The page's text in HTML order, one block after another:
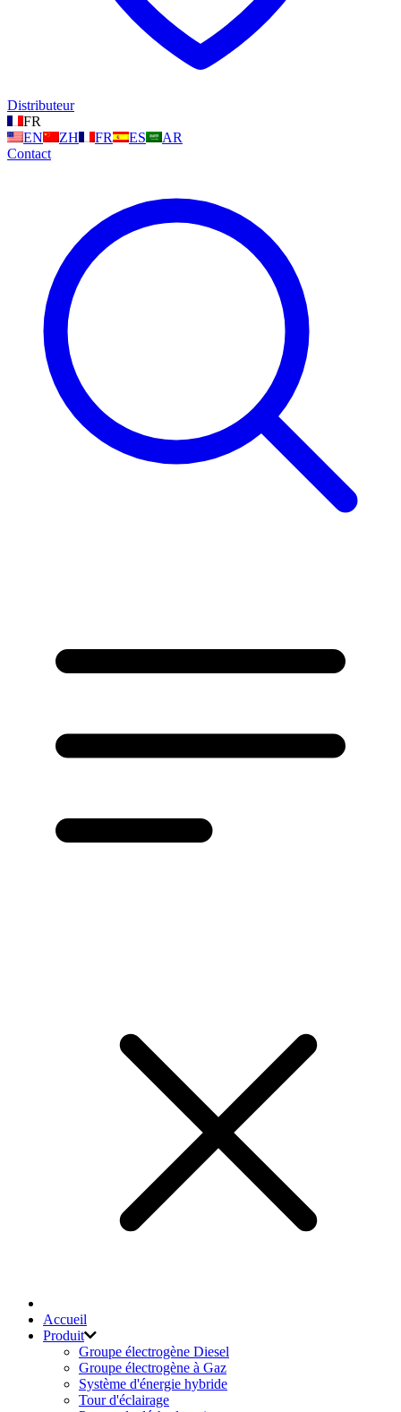
Distributeur
FR
EN
ZH FR ES
AR
Contact
Accueil
Produit
Groupe électrogène Diesel
Groupe électrogène à Gaz
Système d'énergie hybride
Tour d'éclairage